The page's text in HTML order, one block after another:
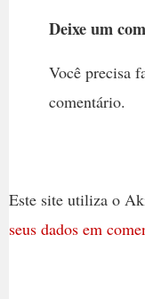
Deixe um
Você precisa
comentário.
Este site utiliza o
seus dados em